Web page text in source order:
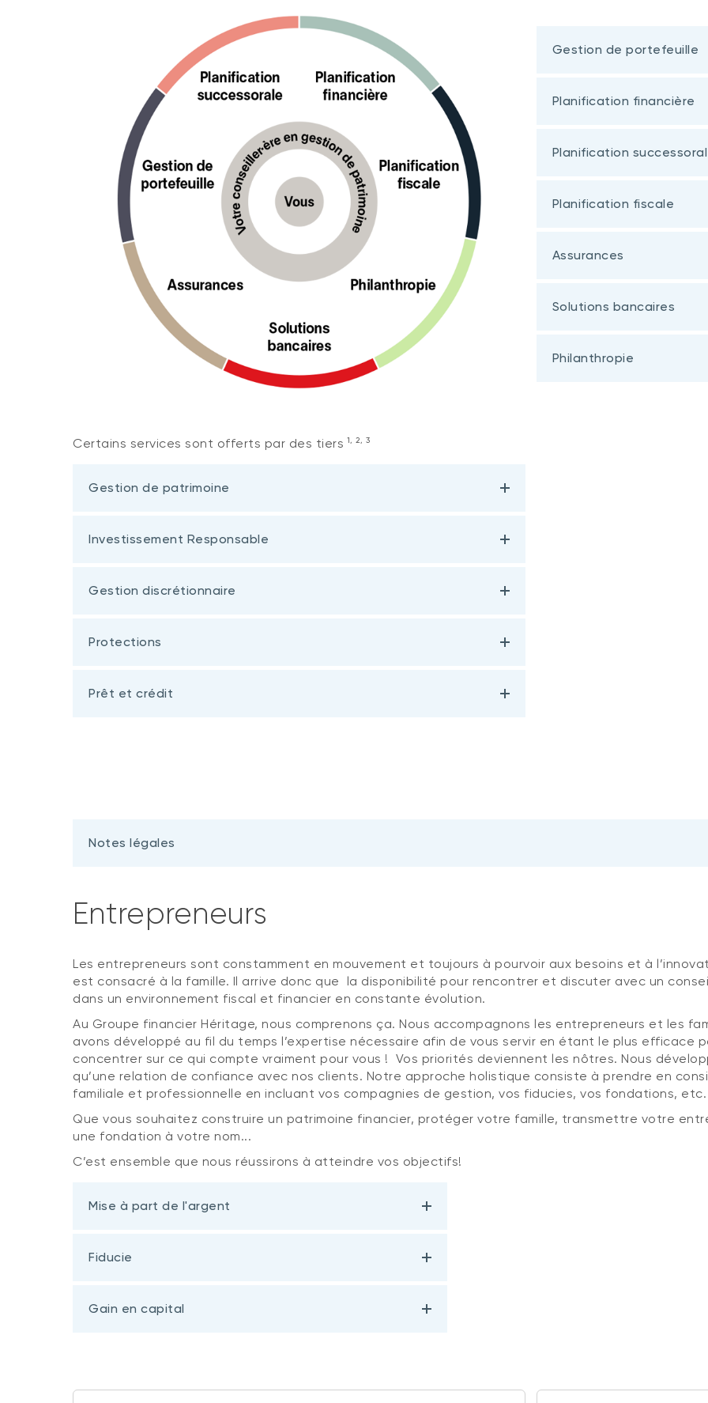
Certains services sont offerts par des tiers 1, 2, 3
Gestion de patrimoine
Investissement Responsable
Gestion discrétionnaire
Protections
Prêt et crédit
Gestion de portefeuille
Planification financière
Planification
Planification fiscale
Assurances
Solutions bancaires
Philanthropie
Notes légales
Entrepreneurs
Les entrepreneurs sont constamment en mouvement et toujours à pourvoir aux besoins et à
est consacré à la famille. Il arrive donc que la disponibilité pour rencontrer et discuter avec un
dans un environnement fiscal et financier en constante évolution.
Au Groupe financier Héritage, nous comprenons ça. Nous accompagnons les entrepreneurs et les
avons développé au fil du temps l’expertise nécessaire afin de vous servir en étant le plus efficace
concentrer sur ce qui compte vraiment pour vous ! Vos priorités deviennent les nôtres. Nous
qu’une relation de confiance avec nos clients. Notre approche holistique consiste à prendre en
familiale et professionnelle en incluant vos compagnies de gestion, vos fiducies, vos fondations, etc.
Que vous souhaitez construire un patrimoine financier, protéger votre famille, transmettre votre
une fondation à votre nom...
C’est ensemble que nous réussirons à atteindre vos objectifs!
Mise à part de l'argent
Fiducie
Gain en capital